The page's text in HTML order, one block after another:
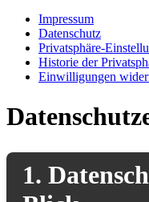
Impressum
Datenschutz
Privatsphäre-
Historie der
Einwilligungen
1.